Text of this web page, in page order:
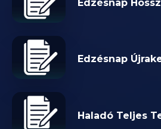
Edzésnap
Edzésnap
Haladó Teljes